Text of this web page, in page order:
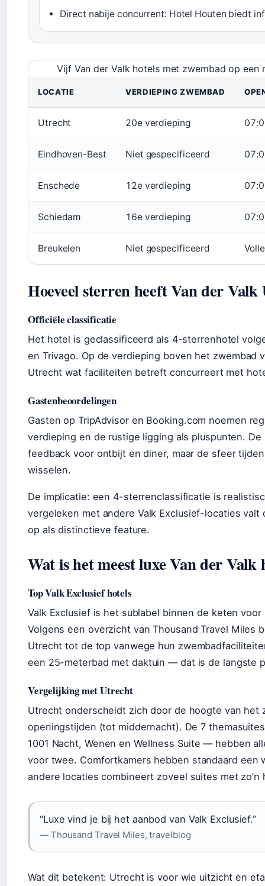
Direct nabije concurrent: Hotel Houten biedt
Vijf Van der Valk hotels met zwembad op
LOCATIE VERDIEPING ZWEMBAD
Utrecht 20e verdieping
Eindhoven-Best Niet gespecificeerd
Enschede 12e verdieping
Schiedam 16e verdieping
Breukelen Niet gespecificeerd
Hoeveel sterren heeft Van der
Officiële classificatie
Het hotel is geclassificeerd als 4-sterrenhotel
en Trivago. Op de verdieping boven het zwembad
Utrecht wat faciliteiten betreft concurreert met
Gastenbeoordelingen
Gasten op TripAdvisor en Booking.com noemen
verdieping en de rustige ligging als pluspunten.
feedback voor ontbijt en diner, maar de sfeer
wisselen.
De implicatie: een 4-sterrenclassificatie is
vergeleken met andere Valk Exclusief-locaties
op als distinctieve feature.
Wat is het meest luxe Van der
Top Valk Exclusief hotels
Valk Exclusief is het sublabel binnen de keten
Volgens een overzicht van Thousand Travel Miles
Utrecht tot de top vanwege hun
een 25-meterbad met daktuin — dat is de langste
Vergelijking met Utrecht
Utrecht onderscheidt zich door de hoogte van het
openingstijden (tot middernacht). De 7
1001 Nacht, Wenen en Wellness Suite — hebben
voor twee. Comfortkamers hebben standaard een
andere locaties combineert zoveel suites met
“Luxe vind je bij het aanbod van Valk Exclusief.”
— Thousand Travel Miles, travelblog
Wat dit betekent: Utrecht is voor wie uitzicht en